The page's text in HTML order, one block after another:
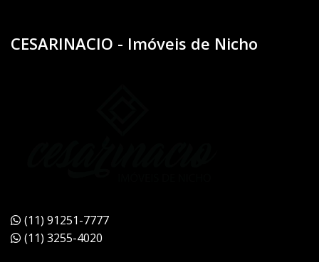
CESARINACIO - Imóveis de Nicho
(11) 91251-7777
(11) 3255-4020